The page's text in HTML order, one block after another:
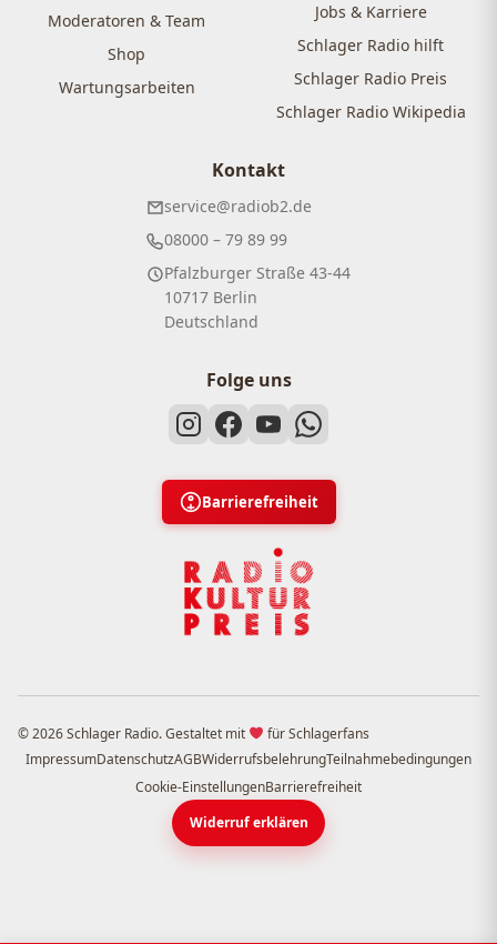
Moderatoren & Team
Shop
Wartungsarbeiten
Jobs & Karriere
Schlager Radio hilft
Schlager Radio Preis
Schlager Radio Wikipedia
Kontakt
service@radiob2.de
08000 – 79 89 99
Pfalzburger Straße 43-44
10717 Berlin
Deutschland
Folge uns
Barrierefreiheit
© 2026 Schlager Radio. Gestaltet mit
für Schlagerfans
ImpressumDatenschutzAGBWiderrufsbelehrungTeilnahmebedingungen
Cookie-EinstellungenBarrierefreiheit
Widerruf erklären